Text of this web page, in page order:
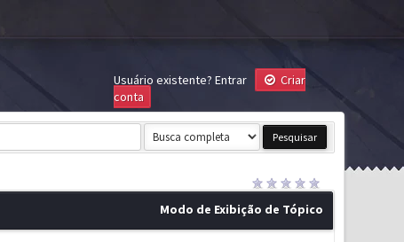
Usuário existente? Entrar
Criar
conta
Modo de Exibição de Tópico